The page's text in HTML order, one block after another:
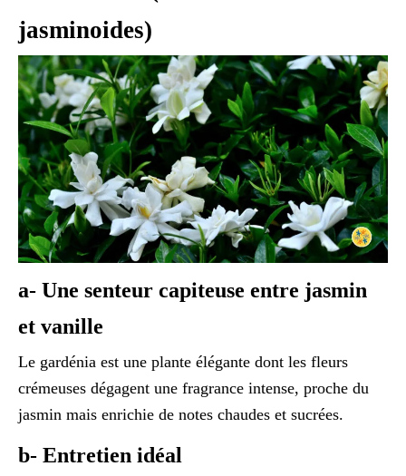
jasminoides)
a- Une senteur capiteuse entre jasmin
et vanille
Le gardénia est une plante élégante dont les fleurs
crémeuses dégagent une fragrance intense, proche du
jasmin mais enrichie de notes chaudes et sucrées.
b- Entretien idéal